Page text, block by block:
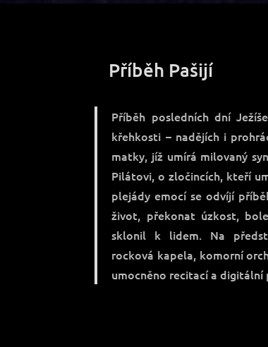
Příběh Pašijí
Příběh posledních dní
křehkosti – nadějích i
matky, jíž umírá milovaný
Pilátovi, o zločincích, kteří
plejády emocí se odvíjí
život, překonat úzkost,
sklonil k lidem. Na
rocková kapela, komorní
umocněno recitací a digitální